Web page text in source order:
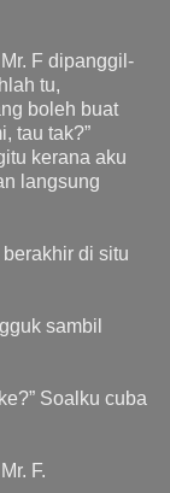
F dipanggil-
tu,
boleh buat
tau tak?”
kerana aku
langsung
di situ
sambil
Soalku cuba
F.